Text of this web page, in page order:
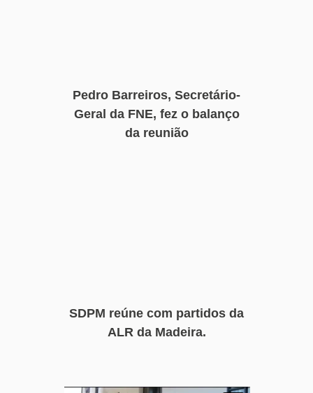
Pedro Barreiros, Secretário-
Geral da FNE, fez o balanço
da reunião
SDPM reúne com partidos da
ALR da Madeira.